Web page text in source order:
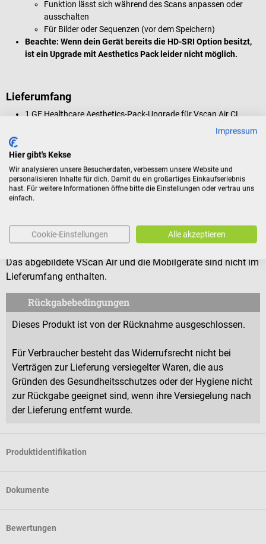
Funktion lässt sich während des Scans anpassen oder
ausschalten
Für Bilder oder Sequenzen (vor dem Speichern)
Beachte: Wenn dein Gerät bereits die HD-SRI Option besitzt,
ist ein Upgrade mit Aesthetics Pack leider nicht möglich.
Lieferumfang
1 GE Healthcare Aesthetics-Pack-Upgrade für Vscan Air CL
in der App durch
den Hersteller
Hersteller
Gültig für ein vorhandenes VScan Air CL Gerät auf
Beachte:Nicht kompatibel mit Geräten mit HD-SRI-Option.
Das abgebildete VScan Air und die Mobilgeräte sind nicht im
Lieferumfang enthalten.
Rückgabebedingungen
Dieses Produkt ist von der Rücknahme ausgeschlossen.
Für Verbraucher besteht das Widerrufsrecht nicht bei
Verträgen zur Lieferung versiegelter Waren, die aus
Gründen des Gesundheitsschutzes oder der Hygiene nicht
zur Rückgabe geeignet sind, wenn ihre Versiegelung nach
der Lieferung entfernt wurde.
Produktidentifikation
Dokumente
Bewertungen
Impressum
Hier gibt's Kekse
Wir analysieren unsere Besucherdaten, verbessern unsere Website und
personalisieren Inhalte für dich. Damit du ein großartiges Einkaufserlebnis
hast. Für weitere Informationen öffne bitte die Einstellungen oder vertrau uns
einfach.
Cookie-Einstellungen Alle akzeptieren